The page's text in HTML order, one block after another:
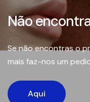
Não
Se não encontras o
mais faz-nos um
Aqui